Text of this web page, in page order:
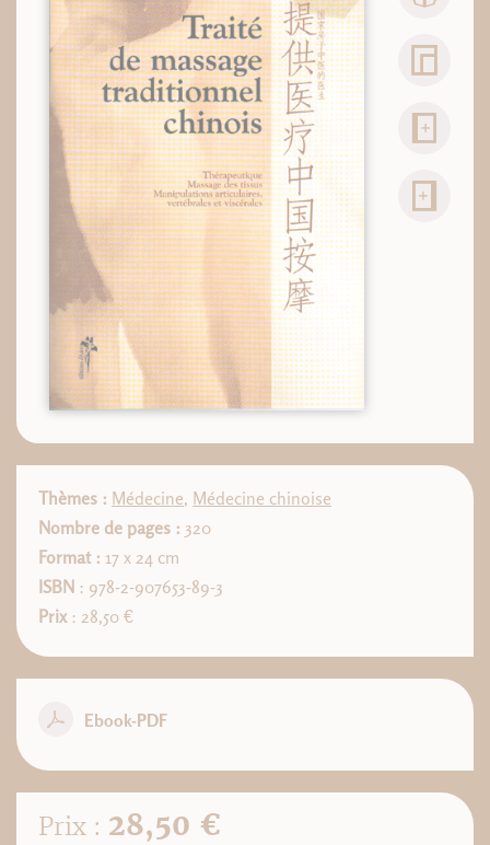
Thèmes : Médecine, Médecine chinoise
Nombre de pages : 320
Format : 17 x 24 cm
ISBN : 978-2-907653-89-3
Prix : 28,50 €
Ebook-PDF
Prix : 28,50 €